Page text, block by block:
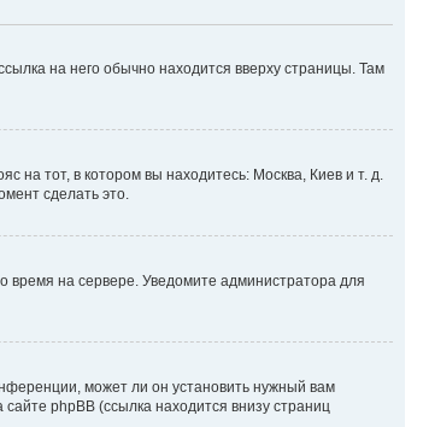
на него обычно находится вверху страницы. Там
на тот, в котором вы находитесь: Москва, Киев и т. д.
сделать это.
время на сервере. Уведомите администратора для
может ли он установить нужный вам
phpBB (ссылка находится внизу страниц